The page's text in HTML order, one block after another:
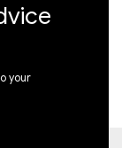
your